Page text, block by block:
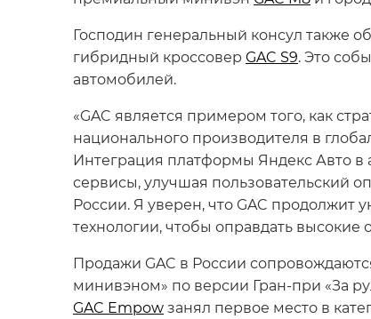
Господин генеральный консул также
гибридный кроссовер GAC S9. Это
автомобилей.
«GAC является примером того, как
национального производителя в
Интеграция платформы Яндекс Авто
сервисы, улучшая пользовательский
России. Я уверен, что GAC
технологии, чтобы оправдать высокие
Продажи GAC в России
минивэном» по версии Гран-при «За
GAC Empowзанял первое место в